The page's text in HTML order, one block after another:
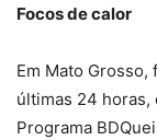
Focos de calor
Em Mato
últimas 24 horas,
Programa